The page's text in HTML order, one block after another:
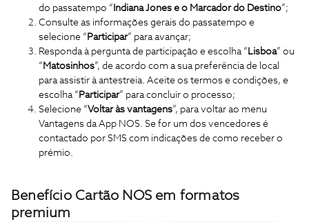
do passatempo “ Indiana Jones e o Marcador do Destino”;
Consulte as informações gerais do passatempo e
selecione “ Participar” para avançar;
Responda à pergunta de participação e escolha “ Lisboa” ou
“ Matosinhos”, de acordo com a sua preferência de local
para assistir à antestreia. Aceite os termos e condições, e
escolha “ Participar” para concluir o processo;
Selecione “Voltar às vantagens”, para voltar ao menu
Vantagens da App NOS. Se for um dos vencedores é
contactado por SMS com indicações de como receber o
prémio.
Benefício Cartão NOS em formatos
premium